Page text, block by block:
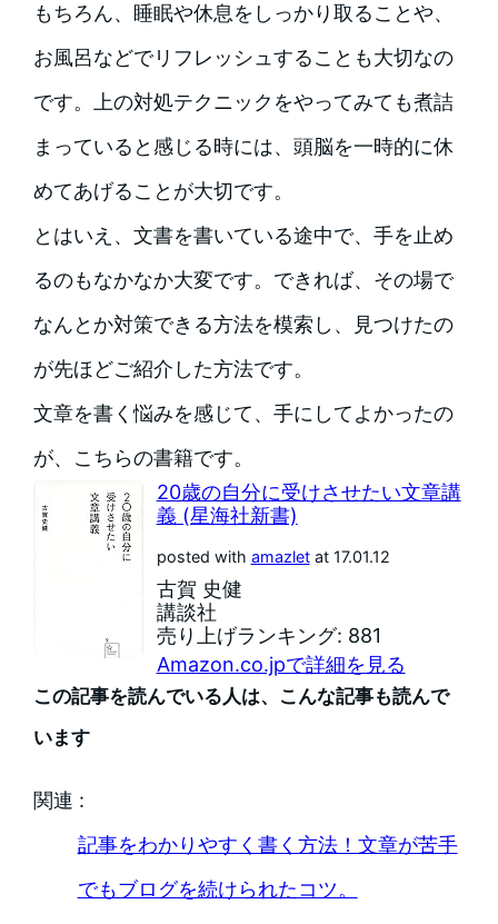
もちろん、睡眠や休息をしっかり取ることや、
お風呂などでリフレッシュすることも大切なの
です。上の対処テクニックをやってみても煮詰
まっていると感じる時には、頭脳を一時的に休
めてあげることが大切です。
とはいえ、文書を書いている途中で、手を止め
るのもなかなか大変です。できれば、その場で
なんとか対策できる方法を模索し、見つけたの
が先ほどご紹介した方法です。
文章を書く悩みを感じて、手にしてよかったの
が、こちらの書籍です。
20歳の自分に受けさせたい文章講
義 (星海社新書)
posted with amazletat 17.01.12
古賀 史健
講談社
売り上げランキング: 881
Amazon.co.jpで詳細を見る
この記事を読んでいる人は、こんな記事も読んで
います
関連 :
記事をわかりやすく書く方法！文章が苦手
でもブログを続けられたコツ。